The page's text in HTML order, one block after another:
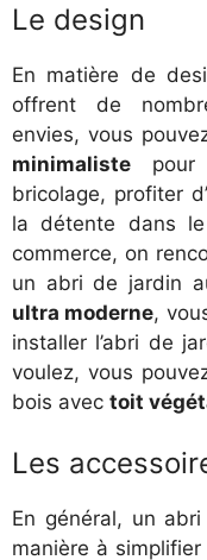
Le design
En matière de
offrent de
envies, vous
minimaliste pour
bricolage, profiter
la détente dans
commerce, on
un abri de jardin
ultra moderne,
installer l’abri de
voulez, vous
bois avec toit
Les
En général, un
manière à simplifier